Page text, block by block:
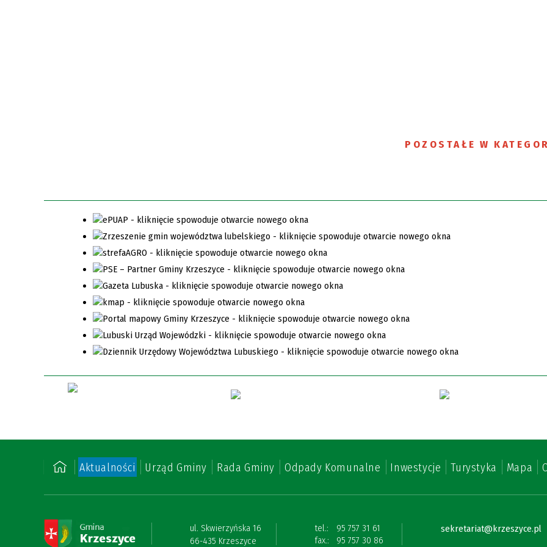
POZOSTAŁE W
Aktualności Urząd Gminy Rada Gminy Odpady Komunalne Inwestycje Turystyka Mapa
ul. Skwierzyńska 16
66-435 Krzeszyce
tel.:
95 757 31 61
fax.:
95 757 30 86
sekretariat@krzeszyce.pl